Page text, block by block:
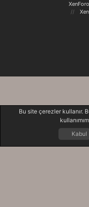
Neler
Bu site çerezler kullanır.
Kabul